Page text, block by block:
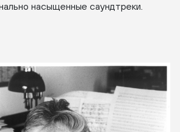
насыщенные саундтреки.